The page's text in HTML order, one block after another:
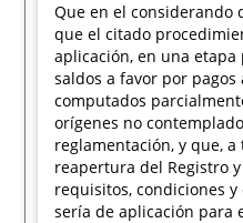
Que en el considerando
que el citado
aplicación, en una
saldos a favor por
computados
orígenes no
reglamentación, y que,
reapertura del Registro
requisitos, condiciones
sería de aplicación para